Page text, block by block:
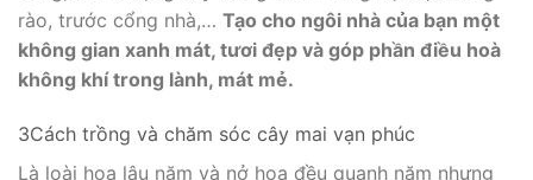
rào, trước cổng nhà,… Tạo cho ngôi nhà của bạn một
không gian xanh mát, tươi đẹp và góp phần điều hoà
không khí trong lành, mát mẻ.
3Cách trồng và chăm sóc cây mai vạn phúc
Là loài hoa lâu năm và nở hoa đều quanh năm nhưng